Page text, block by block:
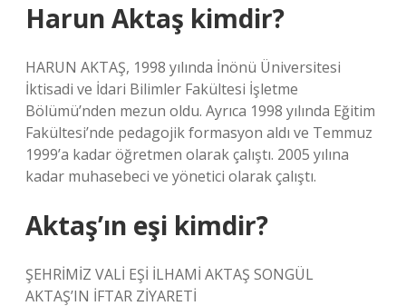
Harun Aktaş kimdir?
HARUN AKTAŞ, 1998 yılında İnönü Üniversitesi
İktisadi ve İdari Bilimler Fakültesi İşletme
Bölümü’nden mezun oldu. Ayrıca 1998 yılında Eğitim
Fakültesi’nde pedagojik formasyon aldı ve Temmuz
1999’a kadar öğretmen olarak çalıştı. 2005 yılına
kadar muhasebeci ve yönetici olarak çalıştı.
Aktaş’ın eşi kimdir?
ŞEHRİMİZ VALİ EŞİ İLHAMİ AKTAŞ SONGÜL
AKTAŞ’IN İFTAR ZİYARETİ